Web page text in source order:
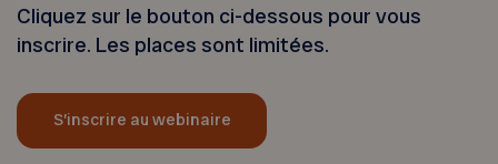
Cliquez sur le bouton ci-dessous pour vous
inscrire. Les places sont limitées.
S’inscrire au webinaire